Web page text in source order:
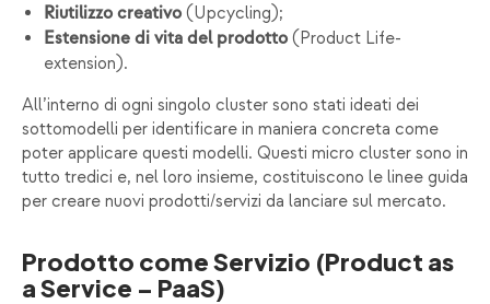
Riutilizzo creativo (Upcycling);
Estensione di vita del prodotto (Product Life-
extension).
All’interno di ogni singolo cluster sono stati ideati dei
sottomodelli per identificare in maniera concreta come
poter applicare questi modelli. Questi micro cluster sono in
tutto tredici e, nel loro insieme, costituiscono le linee guida
per creare nuovi prodotti/servizi da lanciare sul mercato.
Prodotto come Servizio (Product as
a Service – PaaS)